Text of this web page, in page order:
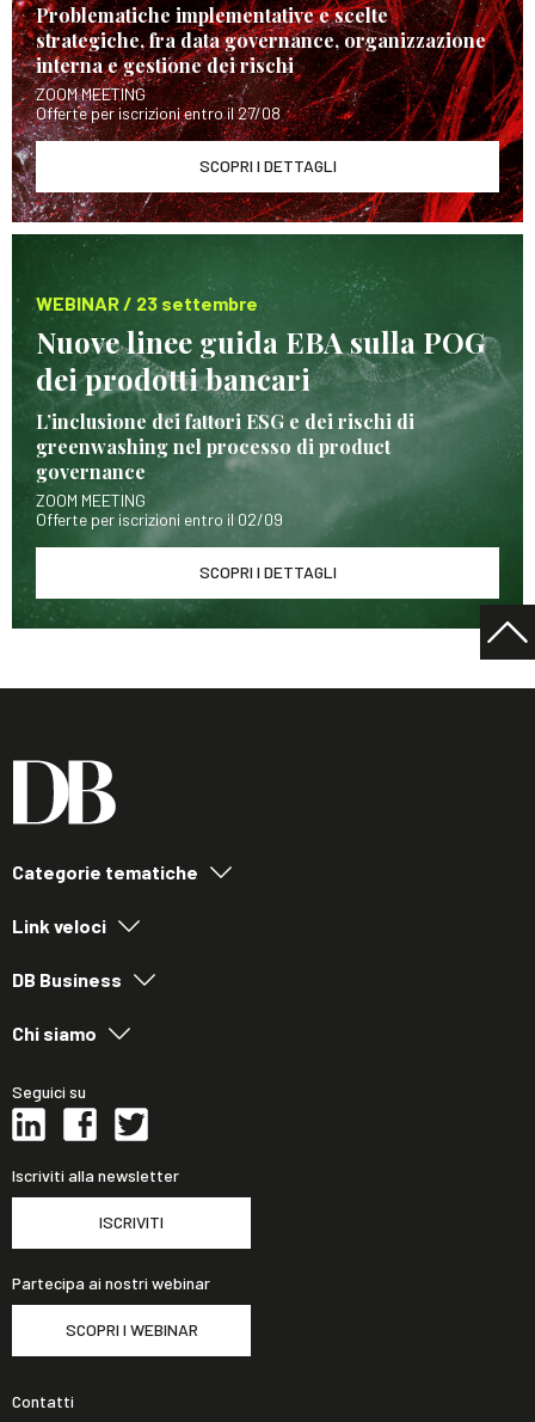
Problematiche implementative e scelte
strategiche, fra data governance, organizzazione
interna e gestione dei rischi
ZOOM MEETING
Offerte per iscrizioni entro il 27/08
SCOPRI I DETTAGLI
WEBINAR / 23 settembre
Nuove linee guida EBA sulla POG
dei prodotti bancari
L’inclusione dei fattori ESG e dei rischi di
greenwashing nel processo di product
governance
ZOOM MEETING
Offerte per iscrizioni entro il 02/09
SCOPRI I DETTAGLI
Categorie tematiche
Link veloci
DB Business
Chi siamo
Seguici su
Iscriviti alla newsletter
ISCRIVITI
Partecipa ai nostri webinar
SCOPRI I WEBINAR
Contatti